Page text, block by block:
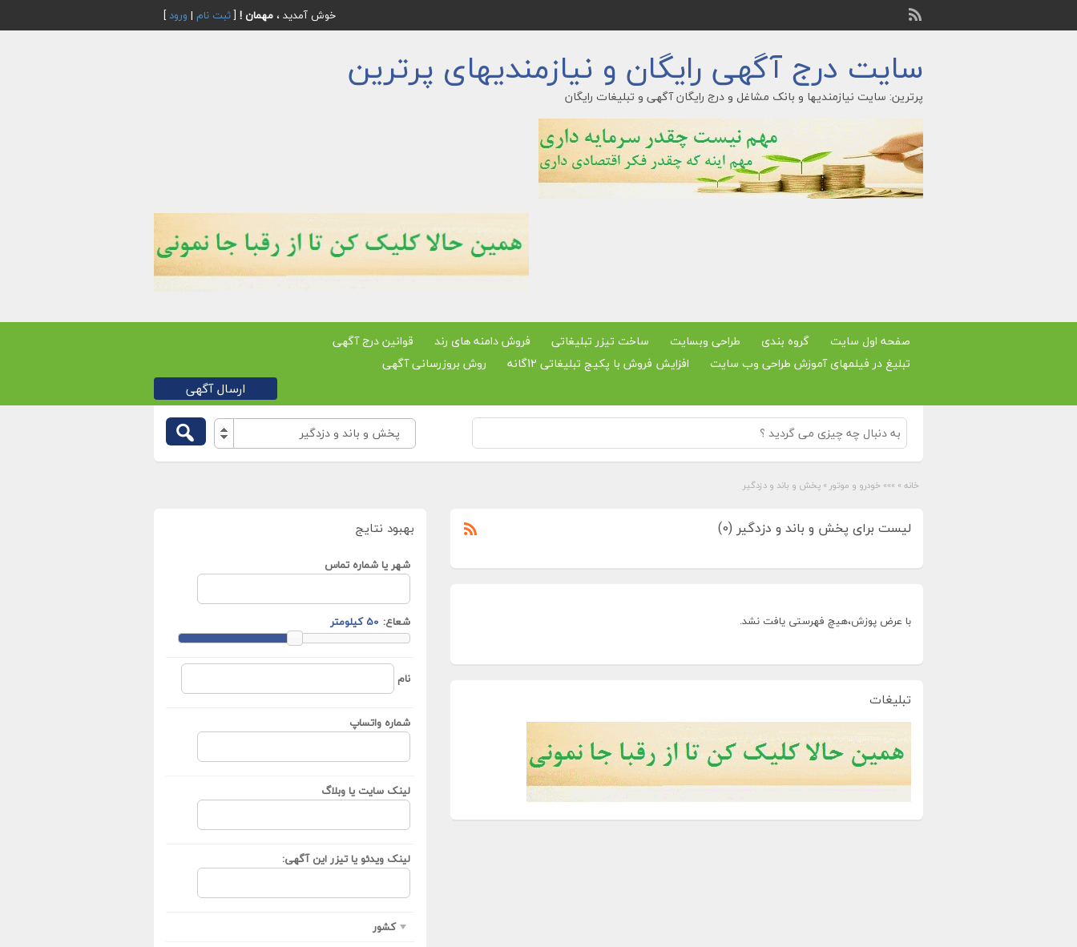
خوش آمدید ، مهمان ! [ثبت نام | ورود]
سایت درج آگهی رایگان و نیازمندیهای پرترین
پرترین: سایت نیازمندیها و بانک مشاغل و درج رایگان آگهی و تبلیغات رایگان
صفحه اول سایت گروه بندی طراحی وبسایت ساخت تیزر تبلیغاتی فروش دامنه های رند
قوانین درج آگهی
تبلیغ در فیلمهای آموزش طراحی وب سایت
افزایش فروش با پکیج تبلیغاتی 12گانه روش بروزرسانی آگهی
ارسال آگهی
پخش و باند و دزدگیر
خانه » »»» خودرو و موتور » پخش و باند و دزدگیر
لیست برای پخش و باند و دزدگیر (0)
با عرض پوزش،هیچ فهرستی یافت نشد.
تبلیغات
بهبود نتایج
شهر یا شماره تماس
شعاع:
نام
شماره واتساپ
لینک سایت یا وبلاگ
لینک ویدئو یا تیزر این آگهی:
کشور